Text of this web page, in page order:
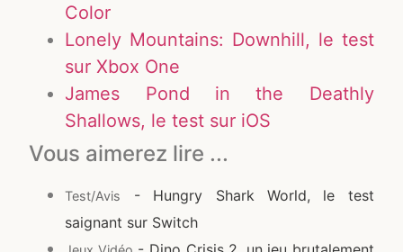
Color
Lonely Mountains: Downhill, le test
sur Xbox One
James Pond in the Deathly
Shallows, le test sur iOS
Vous aimerez lire ...
Test/Avis
- Hungry Shark World, le test
saignant sur Switch